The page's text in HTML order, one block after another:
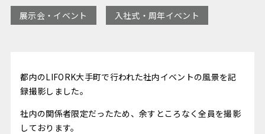
展示会・イベント 入社式・周年イベント
都内のLIFORK大手町で行われた社内イベントの風景を記
録撮影しました。
社内の関係者限定だったため、余すところなく全員を撮影
しております。